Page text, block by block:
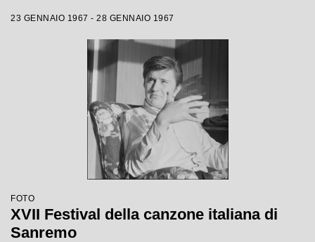
23 GENNAIO 1967 - 28 GENNAIO 1967
FOTO
XVII Festival della canzone italiana di
Sanremo